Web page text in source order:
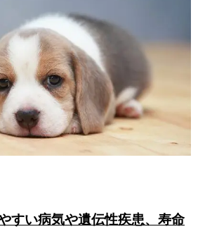
すい病気や遺伝性疾患、寿命